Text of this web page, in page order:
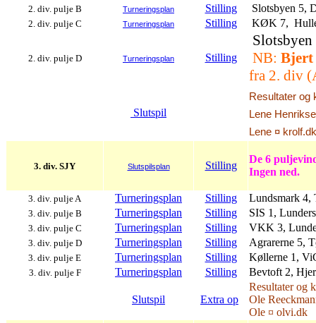
2. div. pulje B Turneringsplan Stilling Slotsbyen 5,
2. div. pulje C Turneringsplan Stilling KØK 7,
2. div. pulje D Turneringsplan Stilling
NB: Bjert
fra 2. div
Slutspil
Resultater og
Lene
Lene ¤ krolf.dk
3. div. SJY Slutspilsplan Stilling
De 6
Ingen ned.
3. div. pulje A Turneringsplan Stilling Lundsmark 4,
3. div. pulje B Turneringsplan Stilling SIS 1,
3. div. pulje C Turneringsplan Stilling VKK 3,
3. div. pulje D Turneringsplan Stilling Agrarerne 5,
3. div. pulje E Turneringsplan Stilling Køllerne 1,
3. div. pulje F Turneringsplan Stilling Bevtoft 2,
Slutspil Extra op
Resultater og
Ole
Ole ¤ olvi.dk